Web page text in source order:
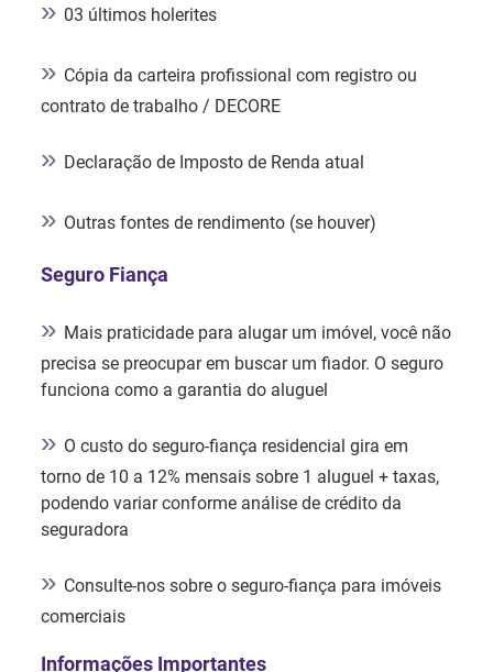
» 03 últimos holerites
» Cópia da carteira profissional com registro ou
contrato de trabalho / DECORE
» Declaração de Imposto de Renda atual
» Outras fontes de rendimento (se houver)
Seguro Fiança
» Mais praticidade para alugar um imóvel, você não
precisa se preocupar em buscar um fiador. O seguro
funciona como a garantia do aluguel
» O custo do seguro-fiança residencial gira em
torno de 10 a 12% mensais sobre 1 aluguel + taxas,
podendo variar conforme análise de crédito da
seguradora
» Consulte-nos sobre o seguro-fiança para imóveis
comerciais
Informações Importantes